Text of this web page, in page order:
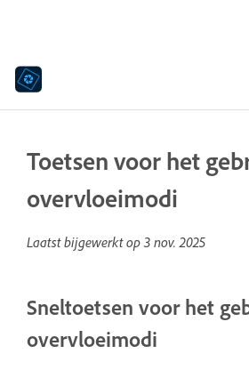
Toetsen voor het
overvloeimodi
Laatst bijgewerkt op 3 nov. 2025
Sneltoetsen voor het
overvloeimodi